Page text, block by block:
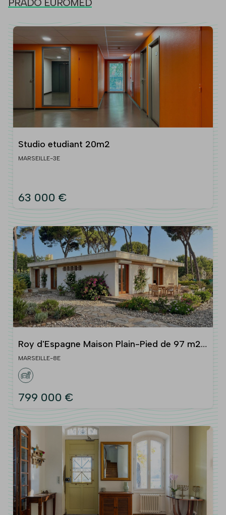
PRADO EUROMED
Studio etudiant 20m2
MARSEILLE-3E
63 000 €
Roy d'Espagne Maison Plain-Pied de 97 m2
MARSEILLE-8E
799 000 €